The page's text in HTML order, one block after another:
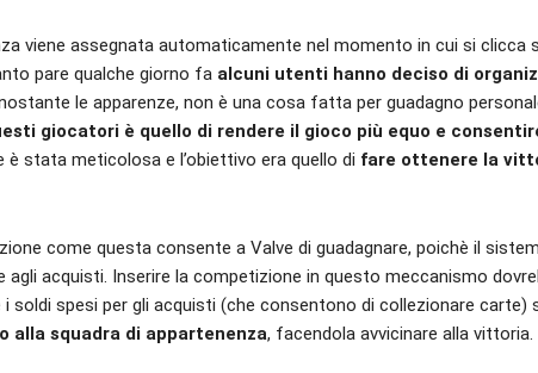
viene assegnata automaticamente nel momento in cui si clicca
pare qualche giorno fa alcuni utenti hanno deciso di
le apparenze, non è una cosa fatta per guadagno
giocatori è quello di rendere il gioco più equo e
è stata meticolosa e l’obiettivo era quello di fare ottenere la
come questa consente a Valve di guadagnare, poichè il
agli acquisti. Inserire la competizione in questo meccanismo
i soldi spesi per gli acquisti (che consentono di collezionare carte)
alla squadra di appartenenza, facendola avvicinare alla vittoria.